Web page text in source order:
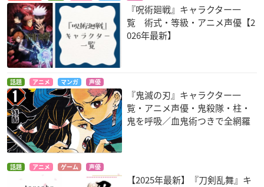
『呪術廻戦』キャラクター一
覧 術式・等級・アニメ声優【2
026年最新】
話題 アニメ マンガ 声優
『鬼滅の刃』キャラクター一
覧・アニメ声優・鬼殺隊・柱・
鬼を呼吸／血鬼術つきで全網羅
話題 アニメ ゲーム 声優
【2025年最新】『刀剣乱舞』キ